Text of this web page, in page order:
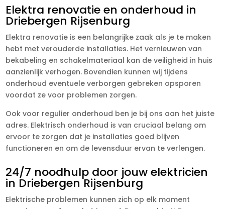
Elektra renovatie en onderhoud in
Driebergen Rijsenburg
Elektra renovatie is een belangrijke zaak als je te maken
hebt met verouderde installaties. Het vernieuwen van
bekabeling en schakelmateriaal kan de veiligheid in huis
aanzienlijk verhogen. Bovendien kunnen wij tijdens
onderhoud eventuele verborgen gebreken opsporen
voordat ze voor problemen zorgen.
Ook voor regulier onderhoud ben je bij ons aan het juiste
adres. Elektrisch onderhoud is van cruciaal belang om
ervoor te zorgen dat je installaties goed blijven
functioneren en om de levensduur ervan te verlengen.
24/7 noodhulp door jouw elektricien
in Driebergen Rijsenburg
Elektrische problemen kunnen zich op elk moment